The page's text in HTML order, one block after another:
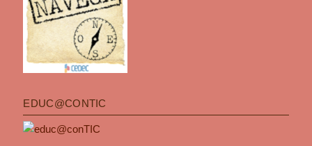
EDUC@CONTIC